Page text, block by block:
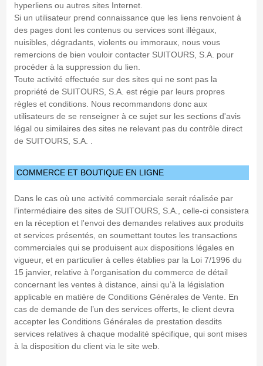
hyperliens ou autres sites Internet.
Si un utilisateur prend connaissance que les liens renvoient à
des pages dont les contenus ou services sont illégaux,
nuisibles, dégradants, violents ou immoraux, nous vous
remercions de bien vouloir contacter SUITOURS, S.A. pour
procéder à la suppression du lien.
Toute activité effectuée sur des sites qui ne sont pas la
propriété de SUITOURS, S.A. est régie par leurs propres
règles et conditions. Nous recommandons donc aux
utilisateurs de se renseigner à ce sujet sur les sections d'avis
légal ou similaires des sites ne relevant pas du contrôle direct
de SUITOURS, S.A. .
COMMERCE ET BOUTIQUE EN LIGNE
Dans le cas où une activité commerciale serait réalisée par
l’intermédiaire des sites de SUITOURS, S.A., celle-ci consistera
en la réception et l'envoi des demandes relatives aux produits
et services présentés, en soumettant toutes les transactions
commerciales qui se produisent aux dispositions légales en
vigueur, et en particulier à celles établies par la Loi 7/1996 du
15 janvier, relative à l'organisation du commerce de détail
concernant les ventes à distance, ainsi qu’à la législation
applicable en matière de Conditions Générales de Vente. En
cas de demande de l’un des services offerts, le client devra
accepter les Conditions Générales de prestation desdits
services relatives à chaque modalité spécifique, qui sont mises
à la disposition du client via le site web.